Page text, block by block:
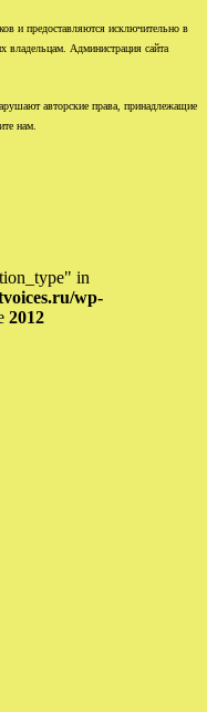
и предоставляются исключительно в
владельцам. Администрация сайта
авторские права, принадлежащие
нам.
in
wp-
2012